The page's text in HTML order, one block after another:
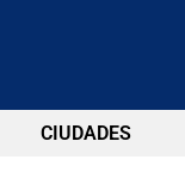
CIUDADES